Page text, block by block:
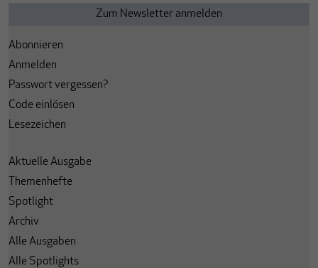
Abonnieren
Anmelden
Passwort vergessen?
Code einlösen
Lesezeichen
Aktuelle Ausgabe
Themenhefte
Spotlight
Archiv
Alle Ausgaben
Alle Spotlights